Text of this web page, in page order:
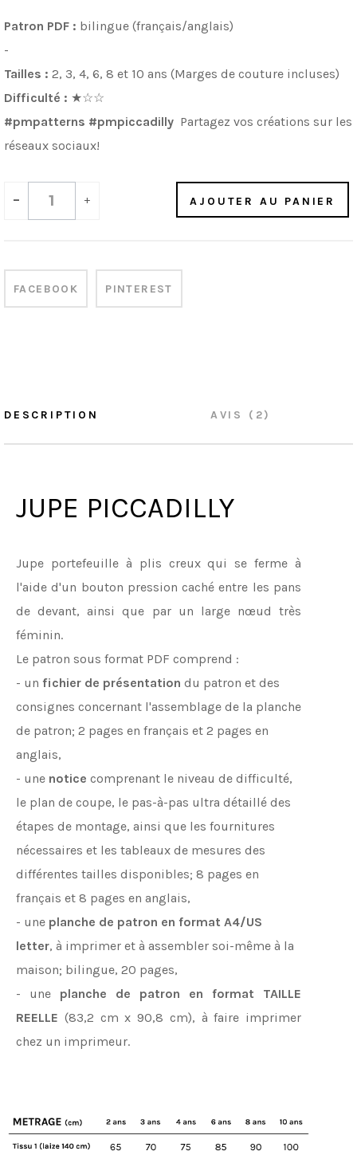
Patron PDF : bilingue (français/anglais)
-
Tailles : 2, 3, 4, 6, 8 et 10 ans (Marges de couture incluses)
Difficulté : ★☆☆
#pmpatterns #pmpiccadilly Partagez vos créations sur les
réseaux sociaux!
- + AJOUTER AU PANIER
FACEBOOK PINTEREST
DESCRIPTION AVIS (2)
JUPE PICCADILLY
Jupe portefeuille à plis creux qui se ferme à
l'aide d'un bouton pression caché entre les pans
de devant, ainsi que par un large nœud très
féminin.
Le patron sous format PDF comprend :
- un fichier de présentation du patron et des
consignes concernant l'assemblage de la planche
de patron; 2 pages en français et 2 pages en
anglais,
- une notice comprenant le niveau de difficulté,
le plan de coupe, le pas-à-pas ultra détaillé des
étapes de montage, ainsi que les fournitures
nécessaires et les tableaux de mesures des
différentes tailles disponibles; 8 pages en
français et 8 pages en anglais,
- une planche de patron en format A4/US
letter, à imprimer et à assembler soi-même à la
maison; bilingue, 20 pages,
- une planche de patron en format TAILLE
REELLE (83,2 cm x 90,8 cm), à faire imprimer
chez un imprimeur.